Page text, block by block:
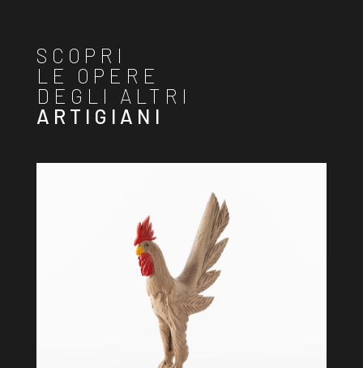
SCOPRI
LE OPERE
DEGLI ALTRI
ARTIGIANI